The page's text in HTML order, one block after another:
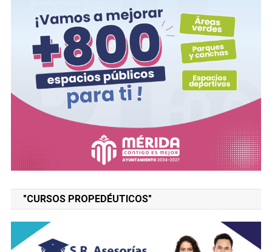
"CURSOS PROPEDÉUTICOS"